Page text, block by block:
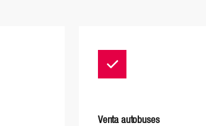
Venta autobuses